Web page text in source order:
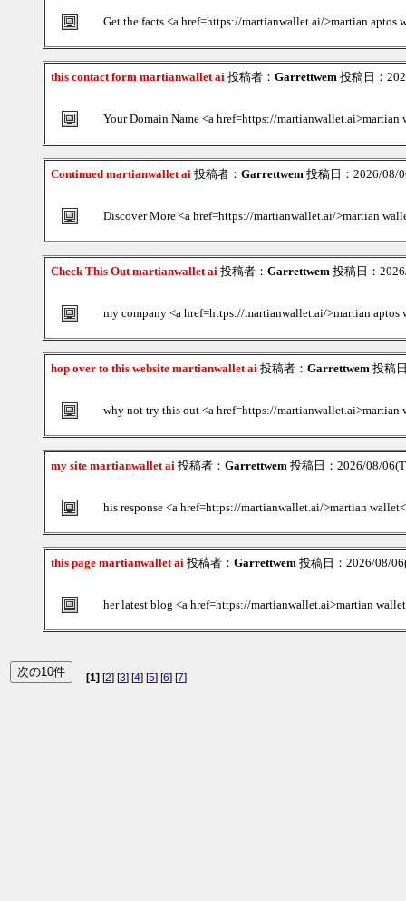
Get the facts <a href=https://martianwallet.ai/>martian aptos
this contact form martianwallet ai 投稿者： Garrettwem 投稿日：
Your Domain Name <a href=https://martianwallet.ai>martian
Continued martianwallet ai 投稿者： Garrettwem 投稿日：2026/08/
Discover More <a href=https://martianwallet.ai/>martian
Check This Out martianwallet ai 投稿者： Garrettwem 投稿日：
my company <a href=https://martianwallet.ai/>martian aptos
hop over to this website martianwallet ai 投稿者： Garrettwem 投稿
why not try this out <a href=https://martianwallet.ai>martian
my site martianwallet ai 投稿者： Garrettwem 投稿日：2026/08/
his response <a href=https://martianwallet.ai/>martian
this page martianwallet ai 投稿者： Garrettwem 投稿日：2026/08/
her latest blog <a href=https://martianwallet.ai>martian
[1] [2] [3] [4] [5] [6] [7]